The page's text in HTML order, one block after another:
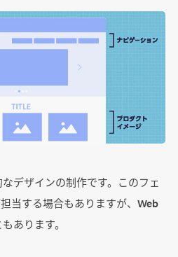
デザインの制作です。このフェ
当する場合もありますが、Web
あります。